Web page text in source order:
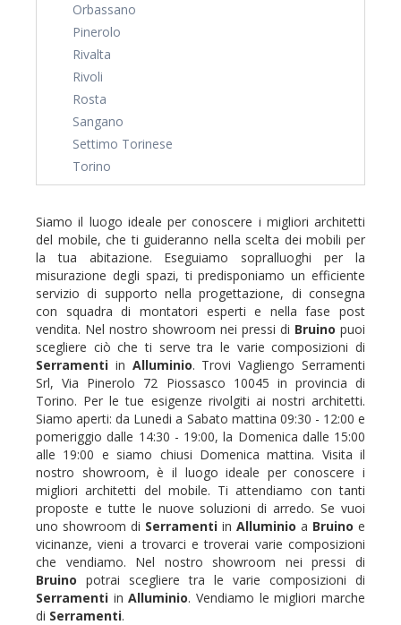
Orbassano
Pinerolo
Rivalta
Rivoli
Rosta
Sangano
Settimo Torinese
Torino
Siamo il luogo ideale per conoscere i migliori architetti
del mobile, che ti guideranno nella scelta dei mobili per
la tua abitazione. Eseguiamo sopralluoghi per la
misurazione degli spazi, ti predisponiamo un efficiente
servizio di supporto nella progettazione, di consegna
con squadra di montatori esperti e nella fase post
vendita. Nel nostro showroom nei pressi di Bruino puoi
scegliere ciò che ti serve tra le varie composizioni di
Serramenti in Alluminio. Trovi Vagliengo Serramenti
Srl, Via Pinerolo 72 Piossasco 10045 in provincia di
Torino. Per le tue esigenze rivolgiti ai nostri architetti.
Siamo aperti: da Lunedi a Sabato mattina 09:30 - 12:00 e
pomeriggio dalle 14:30 - 19:00, la Domenica dalle 15:00
alle 19:00 e siamo chiusi Domenica mattina. Visita il
nostro showroom, è il luogo ideale per conoscere i
migliori architetti del mobile. Ti attendiamo con tanti
proposte e tutte le nuove soluzioni di arredo. Se vuoi
uno showroom di Serramenti in Alluminio a Bruino e
vicinanze, vieni a trovarci e troverai varie composizioni
che vendiamo. Nel nostro showroom nei pressi di
Bruino potrai scegliere tra le varie composizioni di
Serramenti inAlluminio. Vendiamo le migliori marche
di Serramenti.